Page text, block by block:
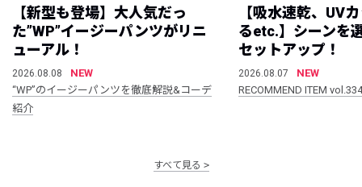
【新型も登場】大人気だっ
た”WP”イージーパンツがリニ
ューアル！
2026.08.08
NEW
“WP”のイージーパンツを徹底解説&コーデ
紹介
【吸水速乾、UV
るetc.】シーンを
セットアップ！
2026.08.07
NEW
RECOMMEND ITEM vol.334
すべて見る